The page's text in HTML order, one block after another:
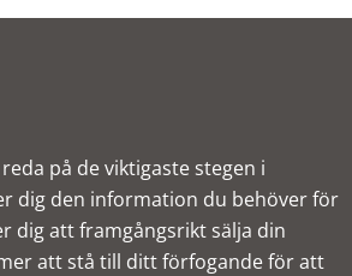
på de viktigaste stegen i
dig den information du behöver för
dig att framgångsrikt sälja din
att stå till ditt förfogande för att